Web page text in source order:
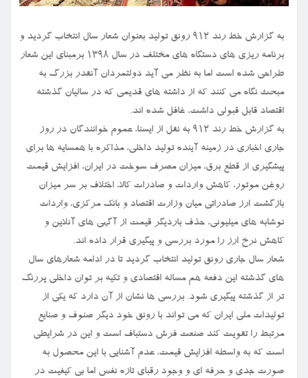
به گزارش خط رند ۹۱۲ رونق تولید بعنوان شعار سال انتخاب گردید و
برنامه ریزی های دستگاه های مختلف در سال ۱۳۹۸ برمبنای این شعار
طراحی شده است اما به نظر می آید دولتمردان آنقدر بزرگ به
مبحث نگاه می کنند که از داشته های قدیمی که در سالیان گذشته
اقتصاد قابل قبولی داشت، غافل شده اند.
به گزارش خط رند ۹۱۲ به نقل از ایسنا، عموم خوانندگان در روز
جاری اخباری در زمینه آینده تولید داخلی، مذاکره با همسایه ها برای
پیشگیری از قطع برق، میزان مصرف سوخت در ایران، افزایش قیمت
روغن موتور، کاهش واردات و صادرات کالا، اختلاف بر سر میزان
بازگشت ارز صادراتی میان وزارت اقتصاد و بانک مرکزی، واردات
نوشابه های میلیونی، حذف باردیگر قیمت از آگهی های آنلاین و
کاهش نرخ ارز را مورد بررسی و پیگیری قرار داده اند.
شعار سال جاری رونق تولید انتخاب گردید تا در ادامه شعارهای سال
های گذشته این دفعه هم مساله اقتصادی و تکیه بر توان داخلی پررنگ
تر از گذشته پیگیری شود. بررسی ها نشان از آن دارد که یکی از
تولیدات ملی ایران که می تواند با رونق خود دیگر صنوف و صنایع
مرتبط را تقویت کند صنعت فرش دستباف است و این در شرایطی
است که به واسطه افزایش قیمت، عدم آشنایی با این محصول به
صورت جدی و حرفه ای و وجود رقبای تازه نفس اما بی کیفیت در